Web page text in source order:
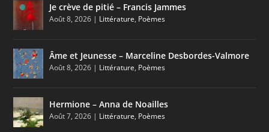
Je crève de pitié – Francis Jammes
Août 8, 2026 | Littérature, Poèmes
Âme et Jeunesse – Marceline Desbordes-Valmore
Août 8, 2026 | Littérature, Poèmes
Hermione – Anna de Noailles
Août 7, 2026 | Littérature, Poèmes